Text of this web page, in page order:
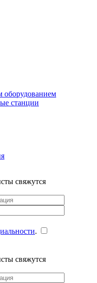
станции
свяжутся
.
свяжутся